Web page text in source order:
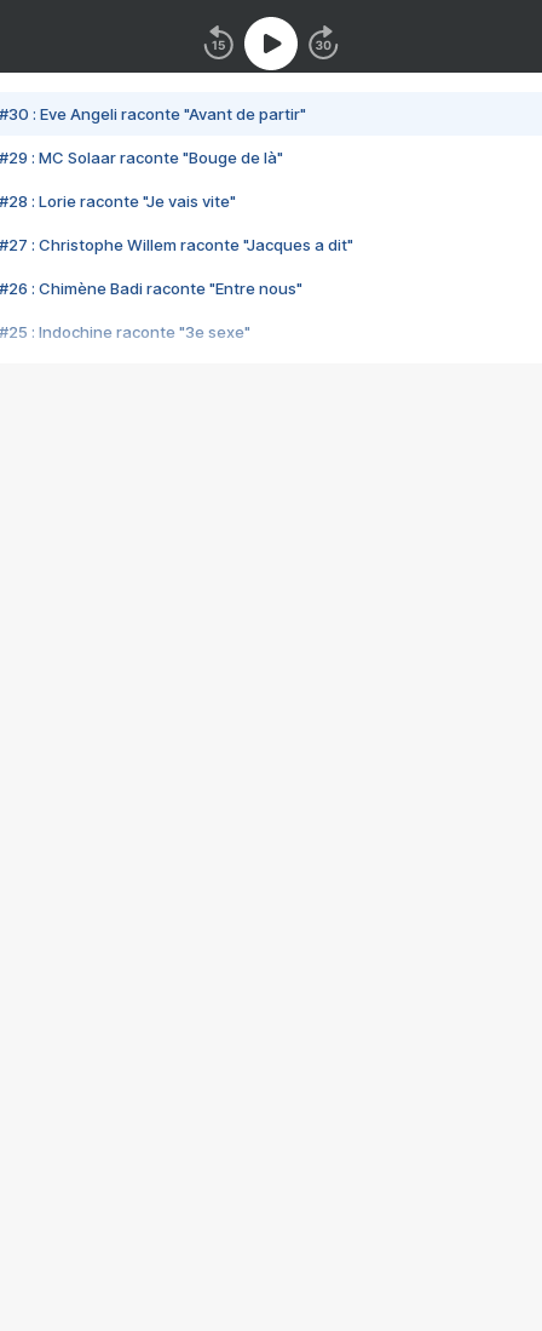
#30 : Eve Angeli raconte "Avant de partir"
#29 : MC Solaar raconte "Bouge de là"
#28 : Lorie raconte "Je vais vite"
#27 : Christophe Willem raconte "Jacques a dit"
#26 : Chimène Badi raconte "Entre nous"
#25 : Indochine raconte "3e sexe"